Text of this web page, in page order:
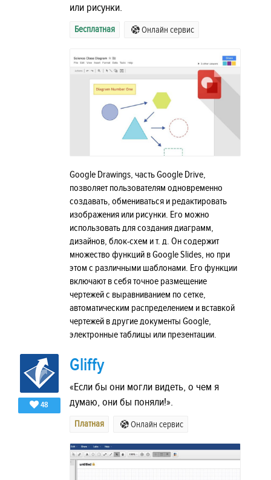
или рисунки.
Бесплатная Онлайн сервис
Google Drawings, часть Google Drive,
позволяет пользователям одновременно
создавать, обмениваться и редактировать
изображения или рисунки. Его можно
использовать для создания диаграмм,
дизайнов, блок-схем и т. д. Он содержит
множество функций в Google Slides, но при
этом с различными шаблонами. Его функции
включают в себя точное размещение
чертежей с выравниванием по сетке,
автоматическим распределением и вставкой
чертежей в другие документы Google,
электронные таблицы или презентации.
48
Gliffy
«Если бы они могли видеть, о чем я
думаю, они бы поняли!».
Платная Онлайн сервис